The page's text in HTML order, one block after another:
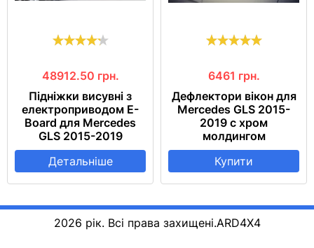
48912.50 грн.
Підніжки висувні з
електроприводом E-
Board для Mercedes
GLS 2015-2019
Детальніше
6461 грн.
Дефлектори вікон для
Mercedes GLS 2015-
2019 с хром
молдингом
Купити
2026 рік. Всі права захищені.ARD4X4